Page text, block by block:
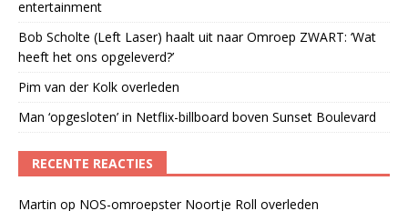
entertainment
Bob Scholte (Left Laser) haalt uit naar Omroep ZWART: ‘Wat
heeft het ons opgeleverd?’
Pim van der Kolk overleden
Man ‘opgesloten’ in Netflix-billboard boven Sunset Boulevard
RECENTE REACTIES
Martin op NOS-omroepster Noortje Roll overleden